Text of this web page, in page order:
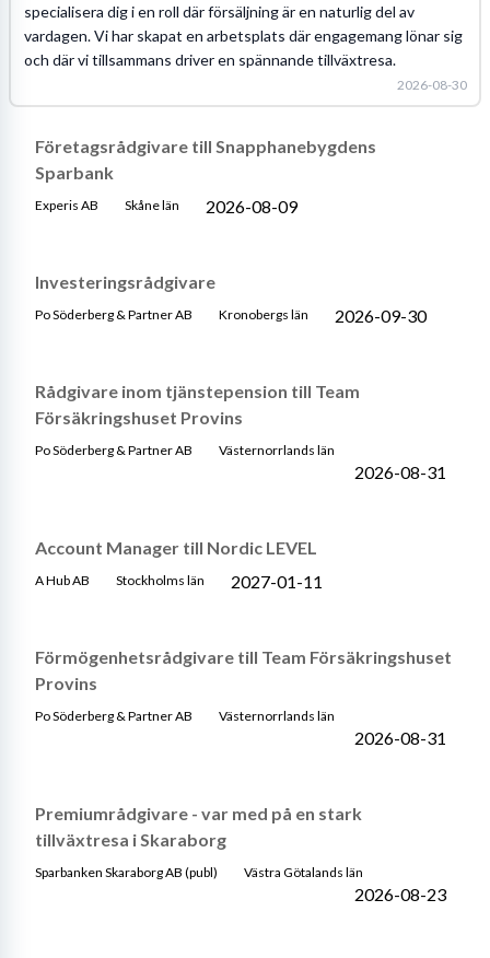
specialisera dig i en roll där försäljning är en naturlig del av
vardagen. Vi har skapat en arbetsplats där engagemang lönar sig
och där vi tillsammans driver en spännande tillväxtresa.
2026-08-30
Företagsrådgivare till Snapphanebygdens
Sparbank
Experis AB Skåne län 2026-08-09
Investeringsrådgivare
Po Söderberg & Partner AB Kronobergs län 2026-09-30
Rådgivare inom tjänstepension till Team
Försäkringshuset Provins
Po Söderberg & Partner AB Västernorrlands län
2026-08-31
Account Manager till Nordic LEVEL
A Hub AB Stockholms län 2027-01-11
Förmögenhetsrådgivare till Team Försäkringshuset
Provins
Po Söderberg & Partner AB Västernorrlands län
2026-08-31
Premiumrådgivare - var med på en stark
tillväxtresa i Skaraborg
Sparbanken Skaraborg AB (publ) Västra Götalands län
2026-08-23